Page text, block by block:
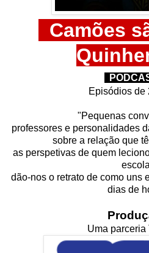
Camões
Episódios de
"Pequenas
professores e personalidades
sobre a relação que
as perspetivas de quem
escola
dão-nos o retrato de como uns
dias de
Uma parceria